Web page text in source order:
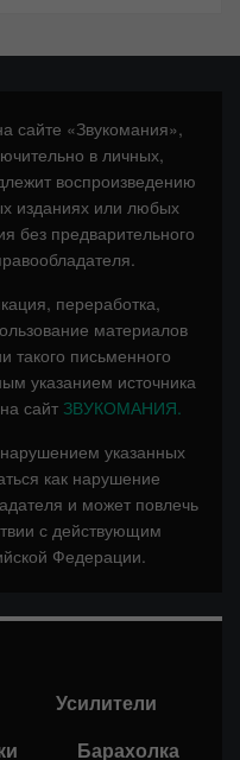
сайте «Звукомания»,
в личных,
воспроизведению
изданиях или любых
без предварительного
переработка,
материалов
такого письменного
указанием источника
сайт ЗВУКОМАНИЯ.
указанных
как нарушение
и может повлечь
с действующим
Федерации.
Усилители
Барахолка